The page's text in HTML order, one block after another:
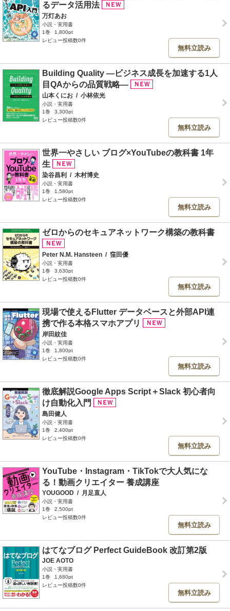
るデータ活用法
万灯あお
小説・実用書
1巻
1,800pt
レビュー投稿数0件
無料立読み
Building Quality ―ビジネス成長を加速する1人
目QAからの品質戦略―
山本くにお / 小林依光
小説・実用書
1巻
3,300pt
レビュー投稿数0件
無料立読み
世界一やさしい ブログ×YouTubeの教科書 1年
生
染谷昌利 / 木村博史
小説・実用書
1巻
1,580pt
レビュー投稿数0件
無料立読み
ゼロからのセキュアネットワーク構築の教科書
Peter N.M. Hansteen / 窪田優
小説・実用書
1巻
3,630pt
レビュー投稿数0件
無料立読み
現場で使えるFlutter データベースと外部API連
携で作る本格スマホアプリ
岸田紋佳
小説・実用書
1巻
1,800pt
レビュー投稿数0件
無料立読み
徹底解説Google Apps Script＋Slack 初心者向
け自動化入門
島田健人
小説・実用書
1巻
2,400pt
レビュー投稿数0件
無料立読み
YouTube・Instagram・TikTokで大人気にな
る！動画クリエイター 養成講座
YOUGOOD / 月足直人
小説・実用書
1巻
2,500pt
レビュー投稿数0件
無料立読み
はてなブログ Perfect GuideBook 改訂第2版
JOE AOTO
小説・実用書
1巻
1,680pt
レビュー投稿数0件
無料立読み